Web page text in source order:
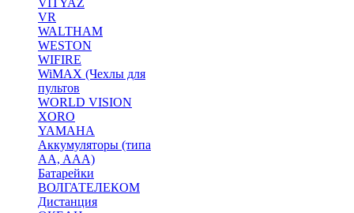
VITYAZ
VR
WALTHAM
WESTON
WIFIRE
WiMAX (Чехлы для
пультов
WORLD VISION
XORO
YAMAHA
Аккумуляторы (типа
AA, AAA)
Батарейки
ВОЛГАТЕЛЕКОМ
Дистанция